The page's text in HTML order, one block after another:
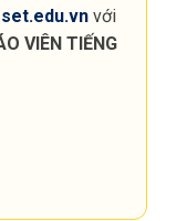
với
VIÊN TIẾNG